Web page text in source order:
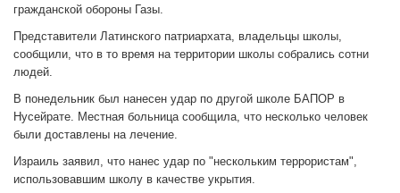
гражданской обороны Газы.
Представители Латинского патриархата, владельцы школы,
сообщили, что в то время на территории школы собрались сотни
людей.
В понедельник был нанесен удар по другой школе БАПОР в
Нусейрате. Местная больница сообщила, что несколько человек
были доставлены на лечение.
Израиль заявил, что нанес удар по "нескольким террористам",
использовавшим школу в качестве укрытия.